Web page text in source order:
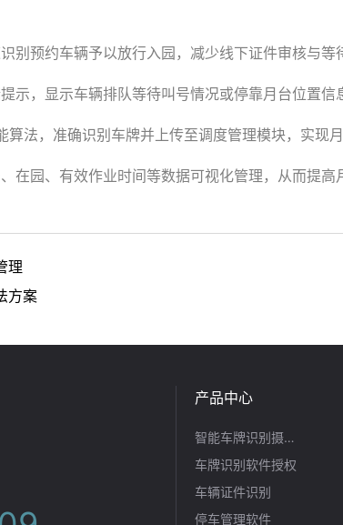
别预约车辆予以放行入园，减少线下证件审核与等
示，显示车辆排队等待叫号情况或停靠月台位置信
算法，准确识别车牌并上传至调度管理模块，实现月
在园、有效作业时间等数据可视化管理，从而提高
理
方案
产品中心
智能车牌识别摄像机
车牌识别软件授权
车辆证件识别
停车管理软件